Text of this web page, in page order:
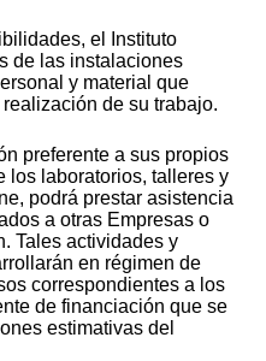
el Instituto
de las instalaciones
y material que
de su trabajo.
preferente a sus propios
los laboratorios, talleres y
podrá prestar asistencia
a otras Empresas o
Tales actividades y
en régimen de
correspondientes a los
de financiación que se
estimativas del